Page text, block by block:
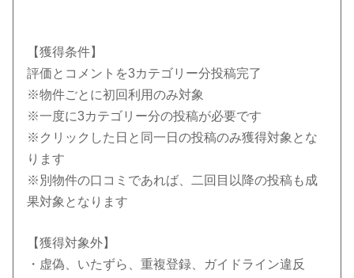
【獲得条件】
評価とコメントを3カテゴリー分投稿完了
※物件ごとに初回利用のみ対象
※一度に3カテゴリー分の投稿が必要です
※クリックした日と同一日の投稿のみ獲得対象とな
ります
※別物件の口コミであれば、二回目以降の投稿も成
果対象となります
【獲得対象外】
・虚偽、いたずら、重複登録、ガイドライン違反